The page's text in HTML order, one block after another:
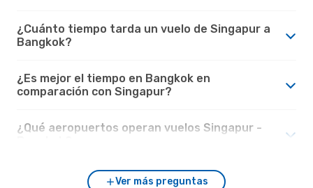
¿Cuánto tiempo tarda un vuelo de Singapur a
Bangkok?
¿Es mejor el tiempo en Bangkok en
comparación con Singapur?
¿Qué aeropuertos operan vuelos Singapur -
Ver más preguntas